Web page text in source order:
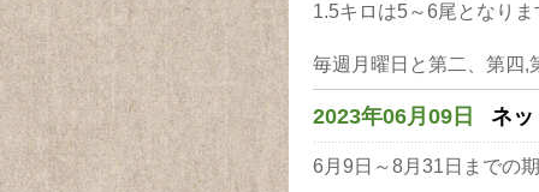
1.5キロは5～6尾となりま
毎週月曜日と第二、第四,
2023年06月09日 ネ
6月9日～8月31日までの